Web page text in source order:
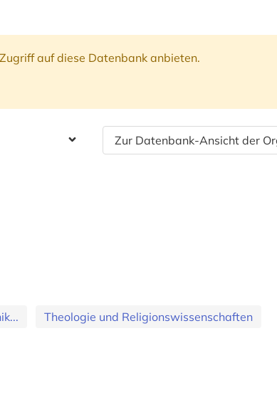
auf diese Datenbank anbieten.
Zur Datenbank-Ansicht der
Theologie und Religionswissenschaften